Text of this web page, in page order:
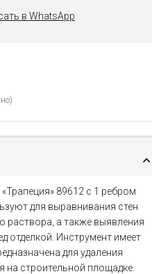
в WhatsApp
89612 с 1 ребром
для выравнивания стен
раствора, а также выявления
отделкой. Инструмент имеет
для удаления
на строительной площадке.